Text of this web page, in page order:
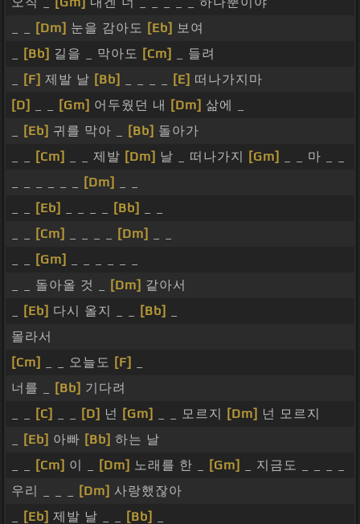
[Dm] 눈을 감아도 [Eb] 보여
[Bb] 길을 _ 막아도 [Cm]
_ 들려
[F] 제발 날 [Bb] [E] 떠나가지마
[D]
[Gm] 어두웠던 내 [Dm] 삶에 _
[Eb] 귀를 막아 _ [Bb] 돌아가
[Cm] _ _ 제발 [Dm] 날 _ 떠나가지 [Gm]
_ _ 마 _ _
[Dm]
[Eb] [Bb]
[Cm] [Dm]
[Gm]
_ _ 돌아올 것 _
[Dm] 같아서
[Eb] 다시 올지 _ _ [Bb]
몰라서
[Cm]
_ _ 오늘도 [F]
너를 _
[Bb] 기다려
[C] [D] 넌 [Gm] _ _ 모르지 [Dm] 넌 모르지
[Eb] 아빠 [Bb] 하는 날
[Cm] 이 _ [Dm] 노래를 한 _ [Gm]
_ 지금도 _ _ _ _
우리 _ _ _
[Dm] 사랑했잖아
[Eb] 제발 날 _ _ [Bb]